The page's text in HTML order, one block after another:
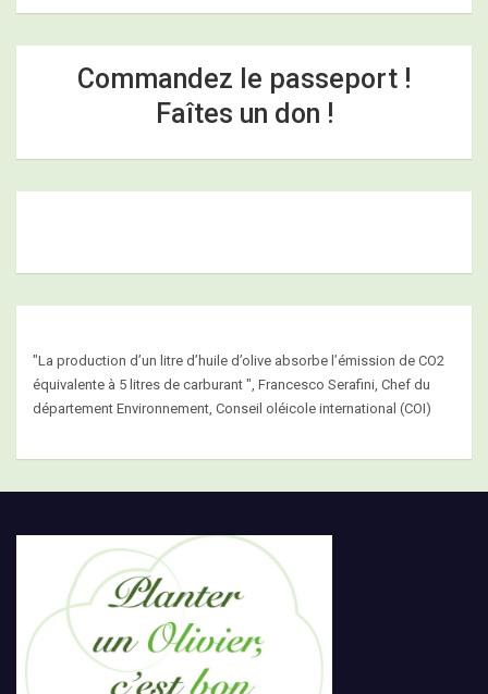
Commandez le passeport !
Faîtes un don !
"La production d’un litre d’huile d’olive absorbe l’émission de CO2
équivalente à 5 litres de carburant ", Francesco Serafini, Chef du
département Environnement, Conseil oléicole international (COI)